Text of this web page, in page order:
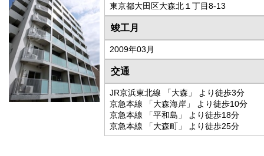
東京都大田区大森北１丁目8-13
竣工月
2009年03月
交通
JR京浜東北線 「大森」 より徒歩3分
京急本線 「大森海岸」 より徒歩10分
京急本線 「平和島」 より徒歩18分
京急本線 「大森町」 より徒歩25分